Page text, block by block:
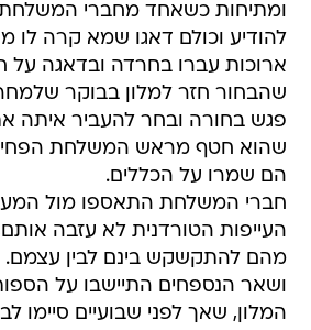
ומתיחות כשאחד מחברי המשלחת
להודיע וכולם דאגו שמא קרה לו
ארוכות עברו בחרדה ובדאגה
שהבחור חזר למלון בבוקר
פגש בחורה ובחר להעביר איתה
שהוא חטף מראש המשלחת
הם שמרו על הכללים.
חברי המשלחת התאספו מול
העייפות הטורדנית לא עזבה
מהם להתקשקש בינם לבין עצמם.
ושאר הנספחים התיישבו על
המלון, שאך לפני שבועיים סיימו